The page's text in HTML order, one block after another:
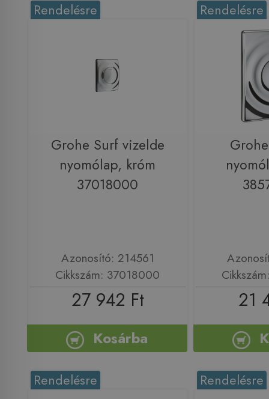
Rendelésre
Grohe Surf vizelde
nyomólap, króm
37018000
Azonosító: 214561
Cikkszám: 37018000
27 942 Ft
Kosárba
Rendelésre
21
Rendelésre Rendelésre